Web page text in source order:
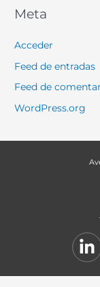
Meta
Acceder
Feed de entradas
Feed de
WordPress.org